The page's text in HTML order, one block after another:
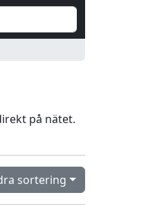
på nätet.
sortering